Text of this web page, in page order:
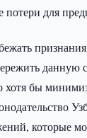
потери для
данную
хотя бы
которые